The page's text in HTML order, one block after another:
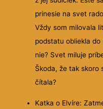
prinesie na svet
Vždy som milovala
podstatu obliekla
nie? Svet miluje
Škoda, že tak skoro
čítala?
Katka o Elvíre: